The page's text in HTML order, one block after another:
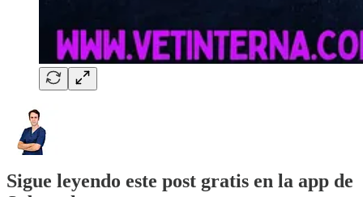
Sigue leyendo este post gratis en la app de